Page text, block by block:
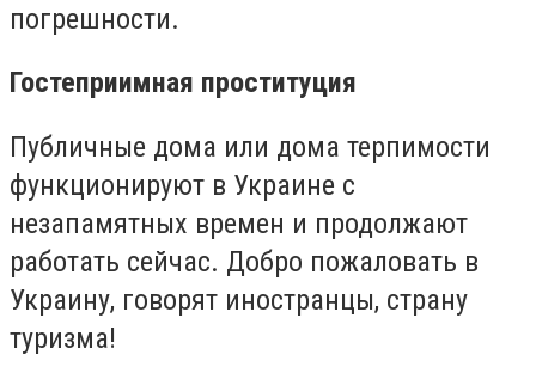
погрешности.
Гостеприимная проституция
Публичные дома или дома терпимости
функционируют в Украине с
незапамятных времен и продолжают
работать сейчас. Добро пожаловать в
Украину, говорят иностранцы, страну
туризма!